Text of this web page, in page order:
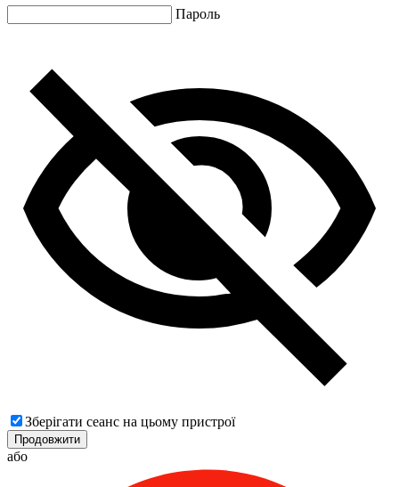
Пароль
Зберігати сеанс на цьому пристрої
Продовжити
або